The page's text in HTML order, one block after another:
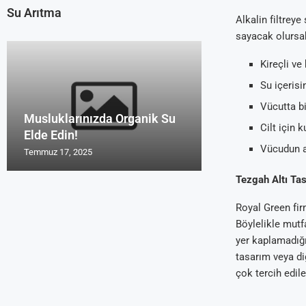
Alkalin filtreye
sayacak
Kireçli ve
Su
Vücutta
Cilt için
Vücudun
Tezgah Altı
Royal Green
Böylelikle
yer
tasarım veya
çok tercih
Su Arıtma
Musluklarınızda Organik Su
Elde Edin!
Temmuz 17, 2025
Tavsiyeleri
Temmuz 17, 2025
2016 ve 2017
Temmuz 17, 2025
Cihazı Rosu
Temmuz 17, 2025
Yorum Alanları
Temmuz 17, 2025